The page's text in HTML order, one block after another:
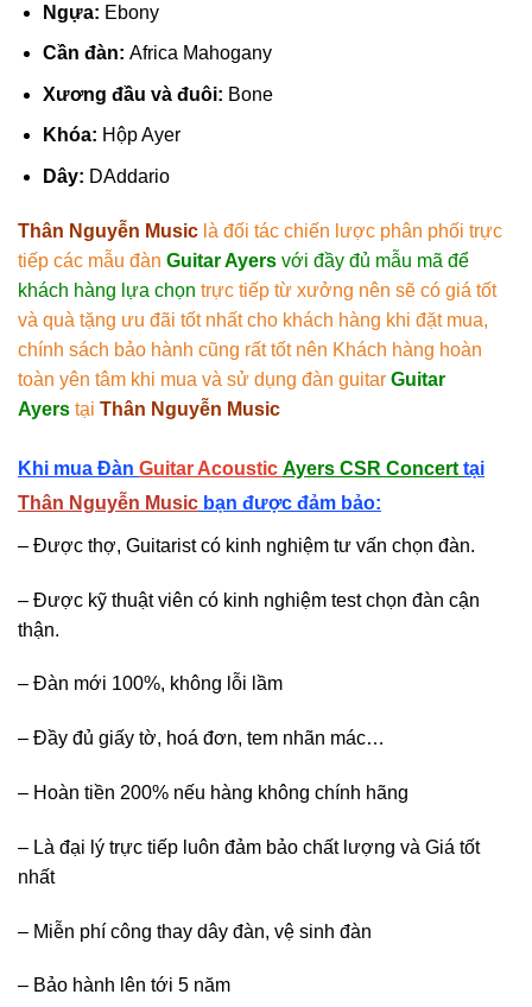
Ngựa: Ebony
Cần đàn: Africa Mahogany
Xương đầu và đuôi: Bone
Khóa: Hộp Ayer
Dây: DAddario
Thân Nguyễn Music là đối tác chiến lược phân phối trực
tiếp các mẫu đàn Guitar Ayers với đầy đủ mẫu mã để
khách hàng lựa chọn trực tiếp từ xưởng nên sẽ có giá tốt
và quà tặng ưu đãi tốt nhất cho khách hàng khi đặt mua,
chính sách bảo hành cũng rất tốt nên Khách hàng hoàn
toàn yên tâm khi mua và sử dụng đàn guitar Guitar
Ayers tại Thân Nguyễn Music
Khi mua Đàn Guitar Acoustic Ayers CSR Concert tại
Thân Nguyễn Music bạn được đảm bảo:
– Được thợ, Guitarist có kinh nghiệm tư vấn chọn đàn.
– Được kỹ thuật viên có kinh nghiệm test chọn đàn cận
thận.
– Đàn mới 100%, không lỗi lầm
– Đầy đủ giấy tờ, hoá đơn, tem nhãn mác…
– Hoàn tiền 200% nếu hàng không chính hãng
– Là đại lý trực tiếp luôn đảm bảo chất lượng và Giá tốt
nhất
– Miễn phí công thay dây đàn, vệ sinh đàn
– Bảo hành lên tới 5 năm